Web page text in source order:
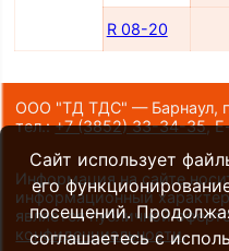
R 08-20
ООО "ТД ТДС" — Барнаул,
тел.:+7 (3852) 33-34-35,
Информация на сайте
информационный
является публичной
конфиденциальности.
Сайт использует
его
посещений.
соглашаетесь с